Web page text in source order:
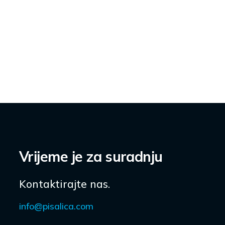
Vrijeme je za suradnju
Kontaktirajte nas.
info@pisalica.com